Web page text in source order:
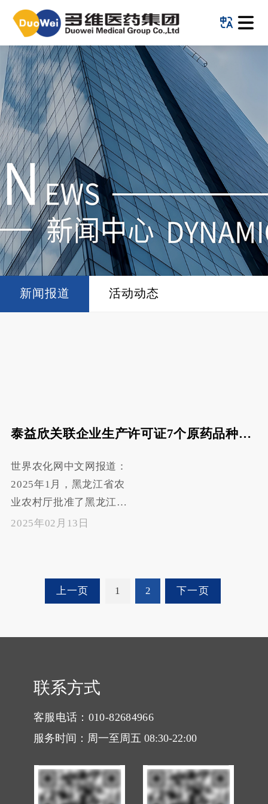
新闻报道 活动动态
泰益欣关联企业生产许可证7个原药品种扩增
世界农化网中文网报道：
2025年1月，黑龙江省农
业农村厅批准了黑龙江联
顺生物科技有限公司、黑
业熟知的宁夏泰益欣均隶
2025年02月13日
上一页 1 2 下一页
联系方式
客服电话：010-82684966
服务时间：周一至周五 08:30-22:00